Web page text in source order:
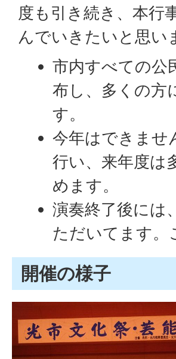
度も引き続き、本行
んでいきたいと思い
市内すべての公
布し、多くの方
す。
今年はできませ
行い、来年度は
めます。
演奏終了後には
ただいてます。
開催の様子